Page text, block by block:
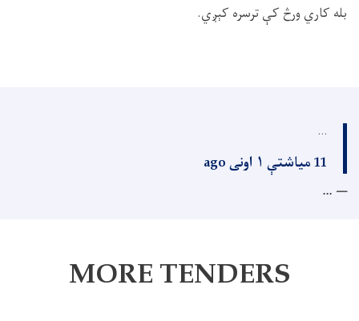
بله کاري ورڅ کې ترسره کېږي.
...
11 میاشتې ۱ اونی ago
...
MORE TENDERS